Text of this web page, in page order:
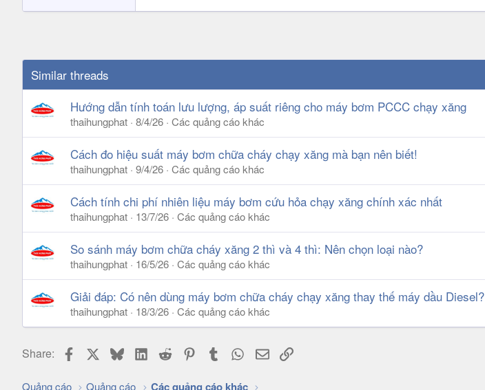
Similar threads
Hướng dẫn tính toán lưu lượng, áp suất riêng cho máy bơm PCCC chạy xăng
thaihungphat 8/4/26 Các quảng cáo khác
Cách đo hiệu suất máy bơm chữa cháy chạy xăng mà bạn nên biết!
thaihungphat 9/4/26 Các quảng cáo khác
Cách tính chi phí nhiên liệu máy bơm cứu hỏa chạy xăng chính xác nhất
thaihungphat 13/7/26 Các quảng cáo khác
So sánh máy bơm chữa cháy xăng 2 thì và 4 thì: Nên chọn loại nào?
thaihungphat 16/5/26 Các quảng cáo khác
Giải đáp: Có nên dùng máy bơm chữa cháy chạy xăng thay thế máy dầu Diesel?
thaihungphat 18/3/26 Các quảng cáo khác
Share: FacebookBlueskyLinkedIn
Reddit Pinterest
Tumblr WhatsApp
EmailLink
Quảng cáo Quảng cáo Các quảng cáo khác